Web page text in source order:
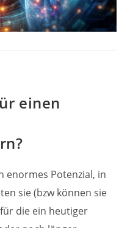
einen
enormes Potenzial, in
sie (bzw können sie
die ein heutiger